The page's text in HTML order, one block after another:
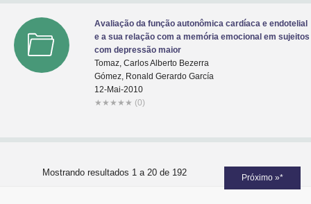
Avaliação da função autonômica cardíaca e endotelial
e a sua relação com a memória emocional em sujeitos
com depressão maior
Tomaz, Carlos Alberto Bezerra
Gómez, Ronald Gerardo García
12-Mai-2010
★ ★ ★ ★ ★ (0)
Mostrando resultados 1 a 20 de 192 Próximo »*